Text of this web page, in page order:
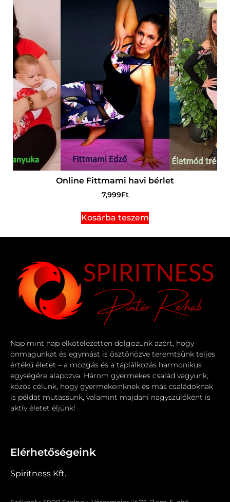
Online Fittmami havi bérlet
7,999Ft
Kosárba teszem
Nap mint nap elkötelezetten dolgozunk azért, hogy
önmagunkat és egymást is ösztönözve teremtsünk teljes
értékű életet – a mozgás és a táplálkozás harmonikus
egységére alapozva. Három gyermekes család vagyunk,
közös célunk, hogy gyermekeinknek és más családoknak
is példát mutassunk, valamint majdani nagyszülőként is
aktív életet éljünk!
Elérhetőségeink
Spiritness Kft.